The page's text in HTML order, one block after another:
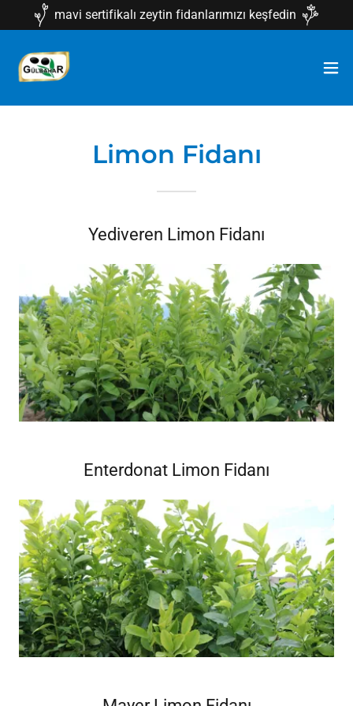
mavi sertifikalı zeytin fidanlarımızı keşfedin
Limon Fidanı
Yediveren Limon Fidanı
Enterdonat Limon Fidanı